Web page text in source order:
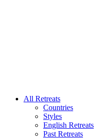
All Retreats
Countries
Styles
English Retreats
Past Retreats